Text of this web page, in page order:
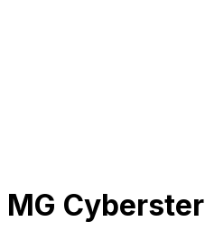
MG Cyberster